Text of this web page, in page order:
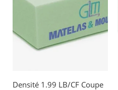
Densité 1.99 LB/CF Coupe